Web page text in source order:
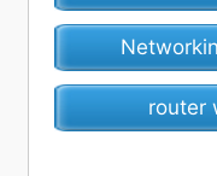
router